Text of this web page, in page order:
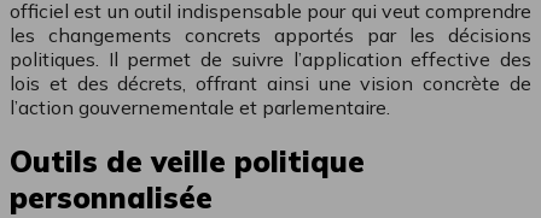
officiel est un outil indispensable pour qui veut comprendre
les changements concrets apportés par les décisions
politiques. Il permet de suivre l’application effective des
lois et des décrets, offrant ainsi une vision concrète de
l’action gouvernementale et parlementaire.
Outils de veille politique
personnalisée